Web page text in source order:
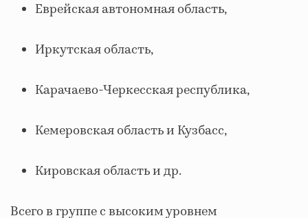
Еврейская автономная область,
Иркутская область,
Карачаево-Черкесская республика,
Кемеровская область и Кузбасс,
Кировская область и др.
Всего в группе с высоким уровнем